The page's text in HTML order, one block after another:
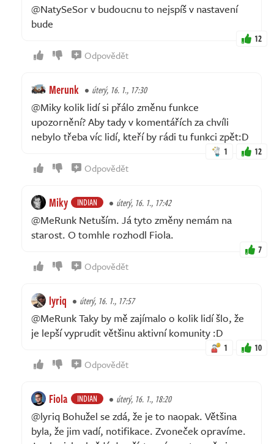
@NatySeSor v budoucnu to nejspíš v nastavení
bude
12
Odpovědět
Merunk úterý, 16. 1., 17:30
@Miky kolik lidí si přálo změnu funkce
upozornění? Aby tady v komentářích za chvíli
nebylo třeba víc lidí, kteří by rádi tu funkci zpět:D
1 12
Odpovědět
Miky INDIAN úterý, 16. 1., 17:42
@MeRunk Netuším. Já tyto změny nemám na
starost. O tomhle rozhodl Fiola.
7
Odpovědět
lyriq úterý, 16. 1., 17:57
@MeRunk Taky by mě zajímalo o kolik lidí šlo, že
je lepší vyprudit většinu aktivní komunity :D
1 10
Odpovědět
Fiola INDIAN úterý, 16. 1., 18:20
@lyriq Bohužel se zdá, že je to naopak. Většina
byla, že jim vadí, notifikace. Zvoneček opravíme.